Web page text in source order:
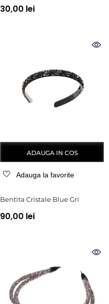
30,00 lei
ADAUGA IN COS
Adauga la favorite
Bentita Cristale Blue Gri
90,00 lei